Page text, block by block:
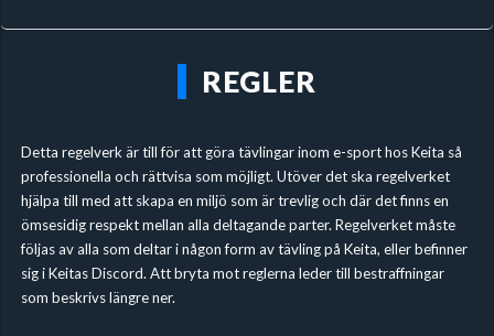
REGLER
Detta regelverk är till för att göra tävlingar inom e-sport hos Keita så
professionella och rättvisa som möjligt. Utöver det ska regelverket
hjälpa till med att skapa en miljö som är trevlig och där det finns en
ömsesidig respekt mellan alla deltagande parter. Regelverket måste
följas av alla som deltar i någon form av tävling på Keita, eller befinner
sig i Keitas Discord. Att bryta mot reglerna leder till bestraffningar
som beskrivs längre ner.